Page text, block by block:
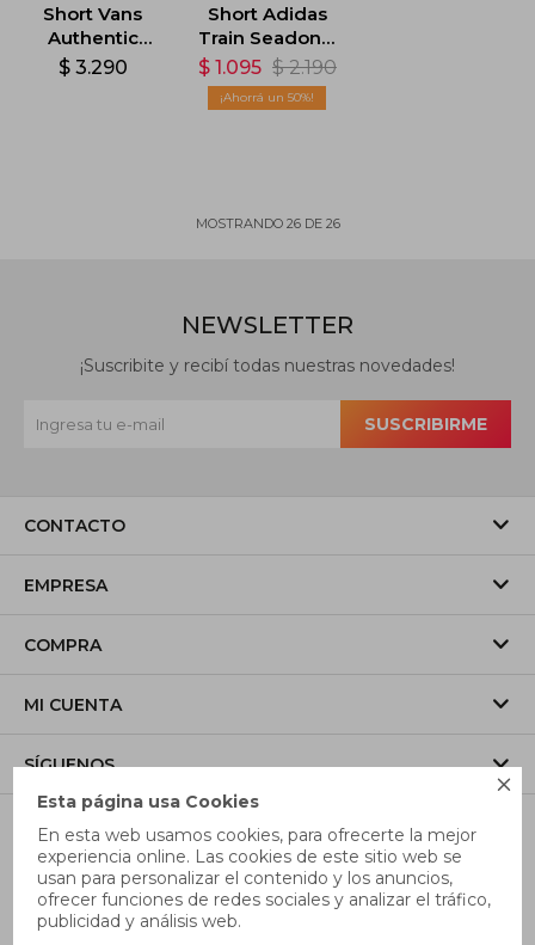

Esta página usa Cookies
En esta web usamos cookies, para ofrecerte la mejor
experiencia online. Las cookies de este sitio web se
usan para personalizar el contenido y los anuncios,
ofrecer funciones de redes sociales y analizar el tráfico,
publicidad y análisis web.
Short Vans
Authentic
Chino - Dirt
$ 3.290
Short Adidas
Train Seadonal
- Verde
$ 1.095 $ 2.190
50
MOSTRANDO 26DE 26
CONTACTO
EMPRESA
COMPRA
MI CUENTA
SÍGUENOS
NEWSLETTER
¡Suscribite y recibí todas nuestras novedades!
SUSCRIBIRME